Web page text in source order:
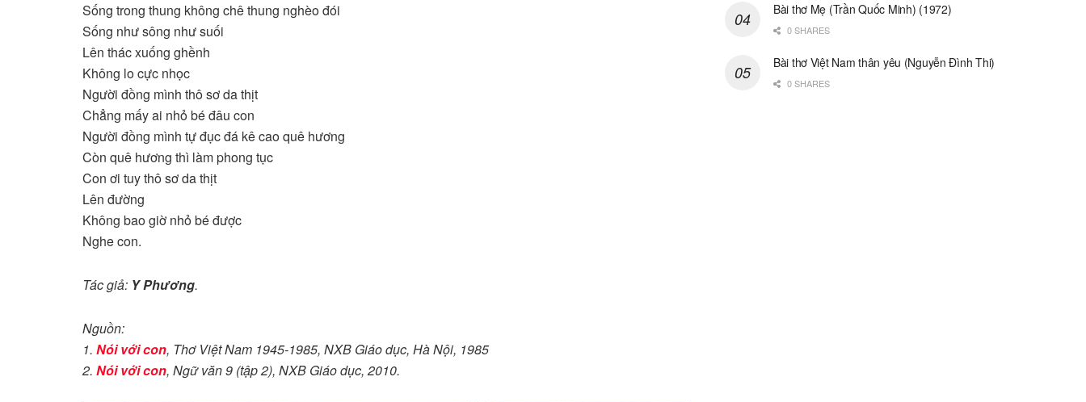
Sống trong thung không chê thung nghèo đói
Sống như sông như suối
Lên thác xuống ghềnh
Không lo cực nhọc
Người đồng mình thô sơ da thịt
Chẳng mấy ai nhỏ bé đâu con
Người đồng mình tự đục đá kê cao quê hương
Còn quê hương thì làm phong tục
Con ơi tuy thô sơ da thịt
Lên đường
Không bao giờ nhỏ bé được
Nghe con.
Tác giả: Y Phương.
Nguồn:
1. Nói với con, Thơ Việt Nam 1945-1985, NXB Giáo dục, Hà Nội, 1985
2. Nói với con, Ngữ văn 9 (tập 2), NXB Giáo dục, 2010.
Bài thơ Mẹ (Trần Quốc Minh) (1972)
0 SHARES
Bài thơ Việt Nam thân yêu (Nguyễn Đình Thi)
0 SHARES